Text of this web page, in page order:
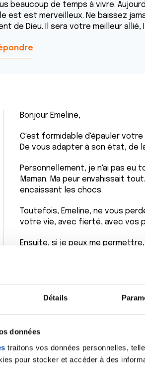
Détails
données
traitons vos données personnelles,
pour stocker et accéder à des
beaucoup de temps à vivre.
est est merveilleux. Ne baissez
de Dieu. Il sera votre meilleur
Bonjour Emeline,
C'est formidable d'épauler votre
De vous adapter à son état, de
Personnellement, je n'ai pas
Maman. Ma peur envahissait
encaissant les chocs.
Toutefois, Emeline, ne vous
votre vie, avec fierté, avec vos
Ensuite, si je peux me
Amitiés.
Citer